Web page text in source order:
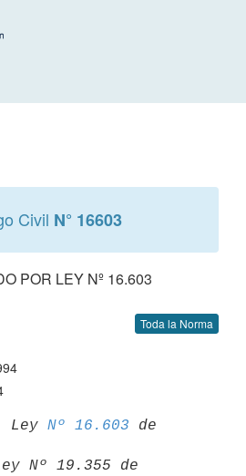
Civil N° 16603
POR LEY Nº 16.603
Toda la Norma
Ley Nº 16.603 de
Nº 19.355 de